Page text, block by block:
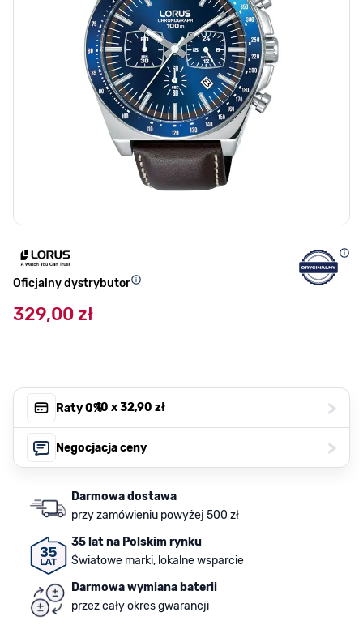
Oficjalny dystrybutor
329,00 zł
Raty 0%, 10 x32,90 zł >
Negocjacja ceny >
Darmowa dostawa
przy zamówieniu powyżej 500 zł
35 lat na Polskim rynku
Światowe marki, lokalne wsparcie
Darmowa wymiana baterii
przez cały okres gwarancji